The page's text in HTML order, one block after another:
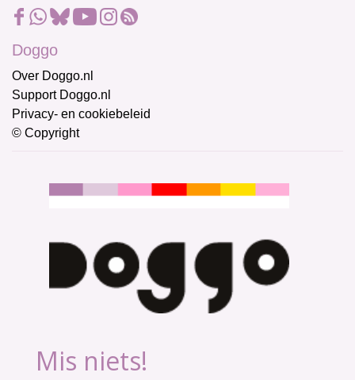
Doggo
Over Doggo.nl
Support Doggo.nl
Privacy- en cookiebeleid
© Copyright
Mis niets!